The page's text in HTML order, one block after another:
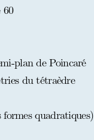
60
plan de Poincaré
du tétraèdre
quadratiques)